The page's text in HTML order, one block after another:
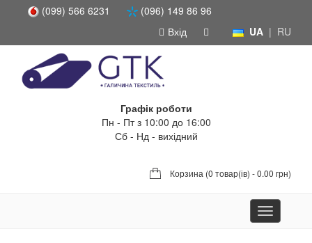
(099) 566 6231
(096) 149 86 96
UA | RU
Вхід
Графік роботи
Пн - Пт з 10:00 до 16:00
Сб - Нд - вихідний
Корзина (0 товар(ів) - 0.00 грн)
Toggle
navigation